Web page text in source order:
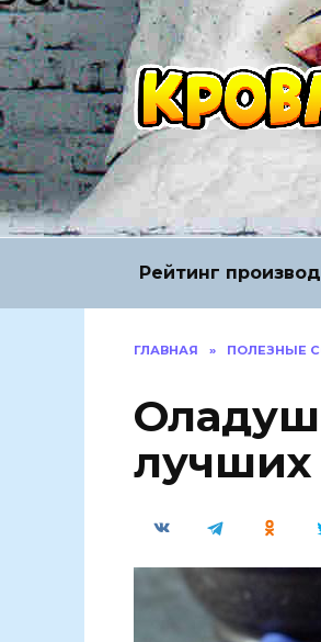
Перейти
к
содержанию
Рейтинг
ГЛАВНАЯ » ПОЛЕЗНЫЕ
лучших